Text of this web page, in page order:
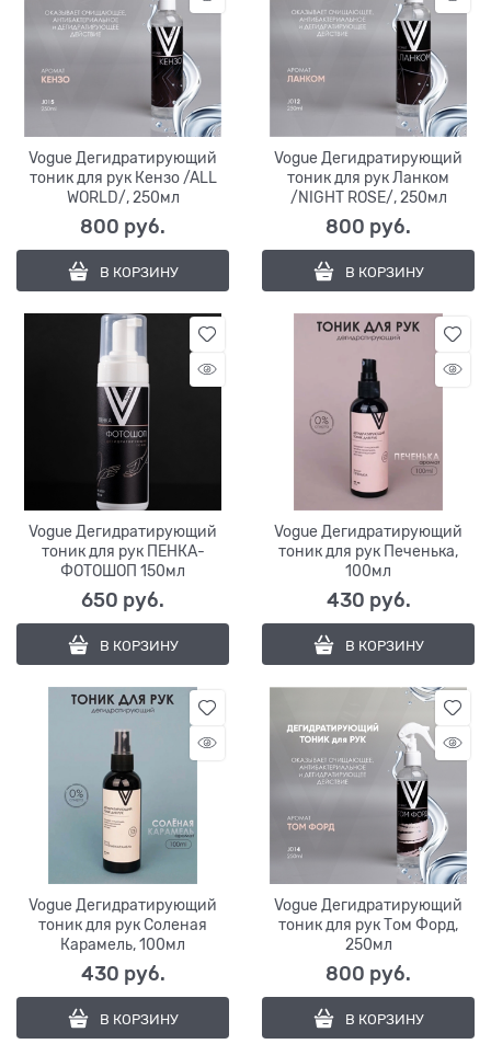
Vogue Дегидратирующий
тоник для рук Кензо /ALL
WORLD/, 250мл
800 руб.
В КОРЗИНУ
Vogue Дегидратирующий
тоник для рук Ланком
/NIGHT ROSE/, 250мл
800 руб.
В КОРЗИНУ
Vogue Дегидратирующий
тоник для рук ПЕНКА-
ФОТОШОП 150мл
650 руб.
В КОРЗИНУ
Vogue Дегидратирующий
тоник для рук Печенька,
100мл
430 руб.
В КОРЗИНУ
Vogue Дегидратирующий
тоник для рук Соленая
Карамель, 100мл
430 руб.
В КОРЗИНУ
Vogue Дегидратирующий
тоник для рук Том Форд,
250мл
800 руб.
В КОРЗИНУ